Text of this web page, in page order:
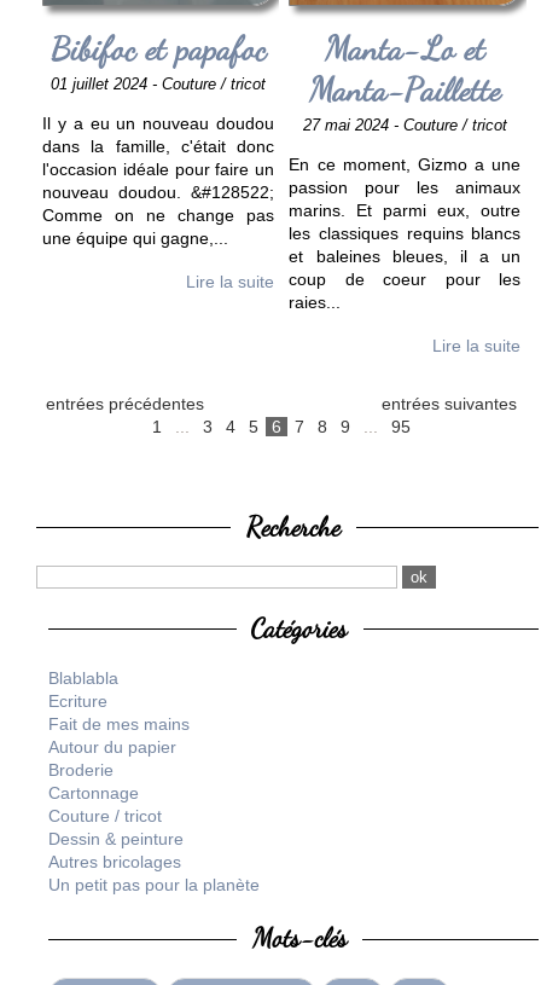
Bibifoc et papafoc
01 juillet 2024 - Couture / tricot
Il y a eu un nouveau doudou
dans la famille, c'était donc
l'occasion idéale pour faire un
nouveau doudou. &#128522;
Comme on ne change pas
une équipe qui gagne,...
Lire la suite
Manta-Lo et
Manta-Paillette
27 mai 2024 - Couture / tricot
En ce moment, Gizmo a une
passion pour les animaux
marins. Et parmi eux, outre
les classiques requins blancs
et baleines bleues, il a un
coup de coeur pour les
raies...
Lire la suite
entrées précédentes
entrées suivantes
1
3 4 5 6 7 8 9 95
Recherche
Catégories
Blablabla
Ecriture
Fait de mes mains
Autour du papier
Broderie
Cartonnage
Couture / tricot
Dessin & peinture
Autres bricolages
Un petit pas pour la planète
Mots-clés